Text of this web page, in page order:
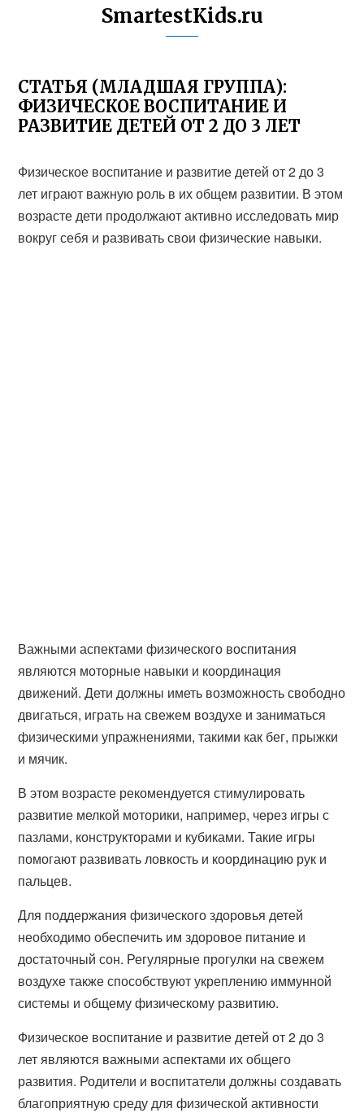
SmartestKids.ru
СТАТЬЯ (МЛАДШАЯ ГРУППА):
ФИЗИЧЕСКОЕ ВОСПИТАНИЕ И
РАЗВИТИЕ ДЕТЕЙ ОТ 2 ДО 3 ЛЕТ
Физическое воспитание и развитие детей от 2 до 3
лет играют важную роль в их общем развитии. В этом
возрасте дети продолжают активно исследовать мир
вокруг себя и развивать свои физические навыки.
Важными аспектами физического воспитания
являются моторные навыки и координация
движений. Дети должны иметь возможность свободно
двигаться, играть на свежем воздухе и заниматься
физическими упражнениями, такими как бег, прыжки
и мячик.
В этом возрасте рекомендуется стимулировать
развитие мелкой моторики, например, через игры с
пазлами, конструкторами и кубиками. Такие игры
помогают развивать ловкость и координацию рук и
пальцев.
Для поддержания физического здоровья детей
необходимо обеспечить им здоровое питание и
достаточный сон. Регулярные прогулки на свежем
воздухе также способствуют укреплению иммунной
системы и общему физическому развитию.
Физическое воспитание и развитие детей от 2 до 3
лет являются важными аспектами их общего
развития. Родители и воспитатели должны создавать
благоприятную среду для физической активности